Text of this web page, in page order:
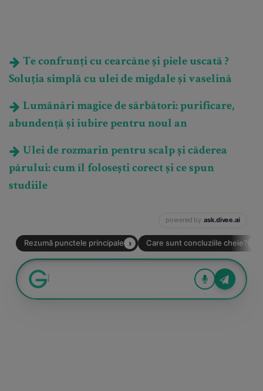
Te confrunți cu cearcăne și piele uscată ?
Soluția simplă cu ulei de migdale și vaselină
Lumânări magice de sărbători: purificare,
abundență și iubire pentru noul an
Ulei de rozmarin pentru scalp și căderea
părului: cum îl folosești corect și ce spun
studiile